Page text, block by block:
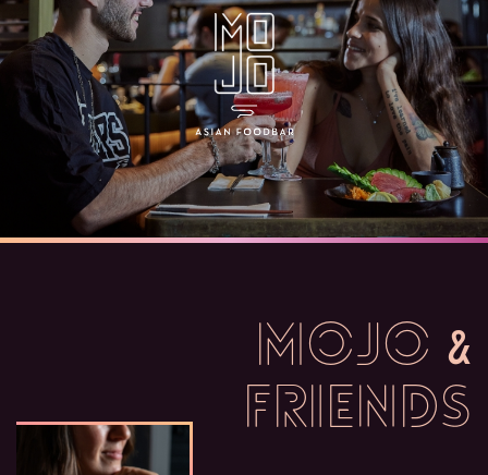
MOJO &
FRIENDS